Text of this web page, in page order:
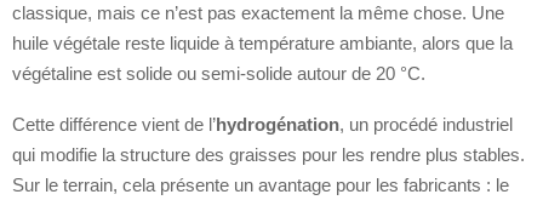
classique, mais ce n’est pas exactement la même chose. Une
huile végétale reste liquide à température ambiante, alors que la
végétaline est solide ou semi-solide autour de 20 °C.
Cette différence vient de l’hydrogénation, un procédé industriel
qui modifie la structure des graisses pour les rendre plus stables.
Sur le terrain, cela présente un avantage pour les fabricants : le